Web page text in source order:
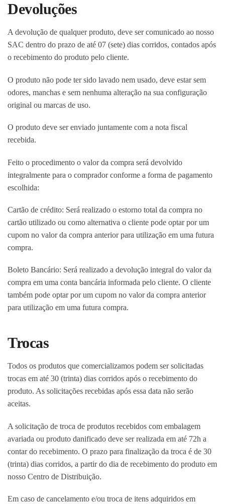
Devoluções
A devolução de qualquer produto, deve ser comunicado ao nosso
SAC dentro do prazo de até 07 (sete) dias corridos, contados após
o recebimento do produto pelo cliente.
O produto não pode ter sido lavado nem usado, deve estar sem
odores, manchas e sem nenhuma alteração na sua configuração
original ou marcas de uso.
O produto deve ser enviado juntamente com a nota fiscal
recebida.
Feito o procedimento o valor da compra será devolvido
integralmente para o comprador conforme a forma de pagamento
escolhida:
Cartão de crédito: Será realizado o estorno total da compra no
cartão utilizado ou como alternativa o cliente pode optar por um
cupom no valor da compra anterior para utilização em uma futura
compra.
Boleto Bancário: Será realizado a devolução integral do valor da
compra em uma conta bancária informada pelo cliente. O cliente
também pode optar por um cupom no valor da compra anterior
para utilização em uma futura compra.
Trocas
Todos os produtos que comercializamos podem ser solicitadas
trocas em até 30 (trinta) dias corridos após o recebimento do
produto. As solicitações recebidas após essa data não serão
aceitas.
A solicitação de troca de produtos recebidos com embalagem
avariada ou produto danificado deve ser realizada em até 72h a
contar do recebimento. O prazo para finalização da troca é de 30
(trinta) dias corridos, a partir do dia de recebimento do produto em
nosso Centro de Distribuição.
Em caso de cancelamento e/ou troca de itens adquiridos em